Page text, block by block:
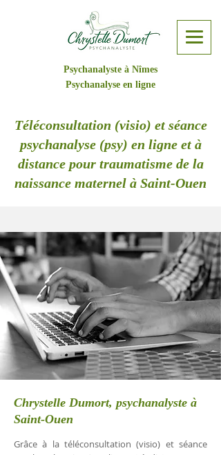
Psychanalyste à Nîmes
Psychanalyse en ligne
Téléconsultation (visio) et séance
psychanalyse (psy) en ligne et à
distance pour traumatisme de la
naissance maternel à Saint-Ouen
Chrystelle Dumort, psychanalyste à
Saint-Ouen
Grâce à la téléconsultation (visio) et séance